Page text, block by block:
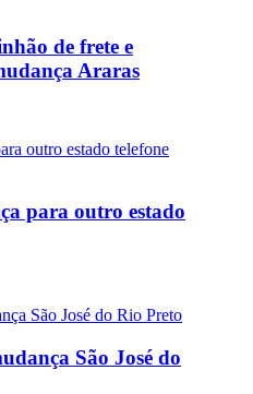
de frete e
Araras
para outro estado
São José do